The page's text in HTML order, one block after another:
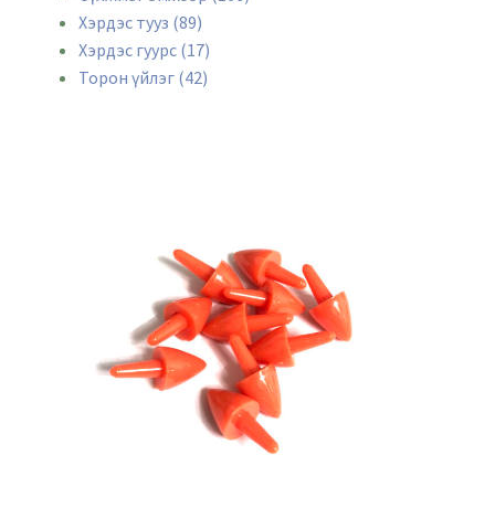
Хэрдэс тууз (89)
Хэрдэс гуурс (17)
Торон үйлэг (42)